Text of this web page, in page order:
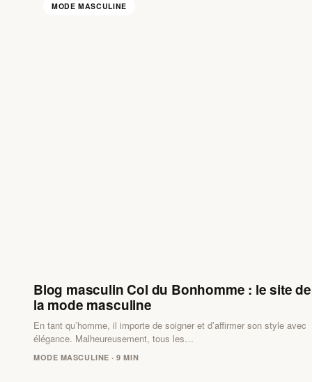
MODE MASCULINE
Blog masculin Col du Bonhomme : le site de
la mode masculine
En tant qu’homme, il importe de soigner et d’affirmer son style avec
élégance. Malheureusement, tous les…
MODE MASCULINE · 9 MIN